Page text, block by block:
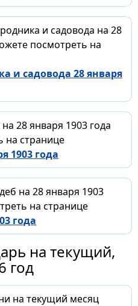
и садовода на 28
посмотреть на
и садовода 28 января
28 января 1903 года
на странице
1903 года
на 28 января 1903
на странице
года
на текущий,
год
на текущий месяц